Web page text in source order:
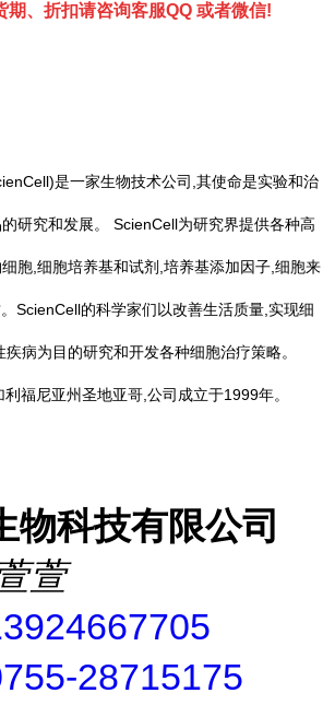
期、折扣请咨询客服QQ 或者微信!
是一家生物技术公司,其使命是实验和治
研究和发展。 ScienCell为研究界提供各种高
胞,细胞培养基和试剂,培养基添加因子,细胞来
ScienCell的科学家们以改善生活质量,实现细
病为目的研究和开发各种细胞治疗策略。
福尼亚州圣地亚哥,公司成立于1999年。
物科技有限公司
萱
28715175